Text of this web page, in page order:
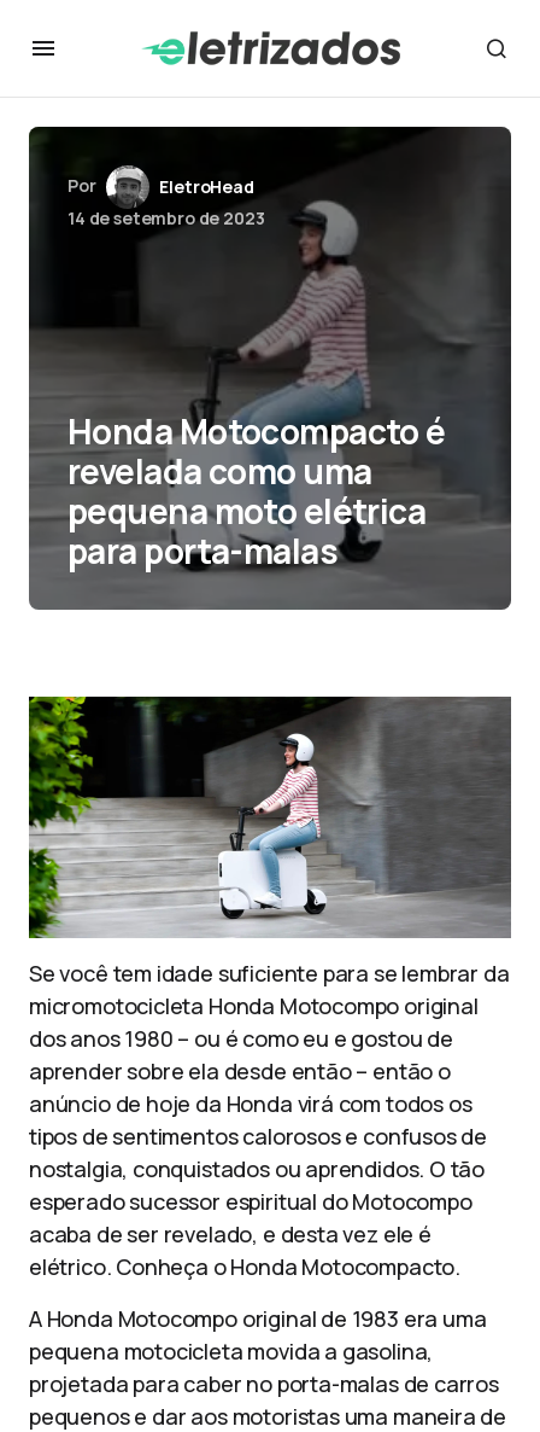
Por
EletroHead
14 de setembro de 2023
Honda Motocompacto é
revelada como uma
pequena moto elétrica
para porta-malas
Se você tem idade suficiente para se lembrar da
micromotocicleta Honda Motocompo original
dos anos 1980 – ou é como eu e gostou de
aprender sobre ela desde então – então o
anúncio de hoje da Honda virá com todos os
tipos de sentimentos calorosos e confusos de
nostalgia, conquistados ou aprendidos. O tão
esperado sucessor espiritual do Motocompo
acaba de ser revelado, e desta vez ele é
elétrico. Conheça o Honda Motocompacto.
A Honda Motocompo original de 1983 era uma
pequena motocicleta movida a gasolina,
projetada para caber no porta-malas de carros
pequenos e dar aos motoristas uma maneira de